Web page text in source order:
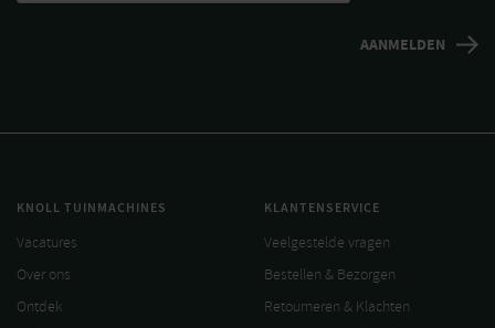
KNOLL TUINMACHINES
Vacatures
Over ons
Ontdek
KLANTENSERVICE
Veelgestelde vragen
Bestellen & Bezorgen
Retourneren & Klachten